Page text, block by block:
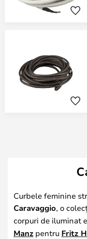
Curbele feminine
Caravaggio, o
corpuri de iluminat
Manz pentru Fritz